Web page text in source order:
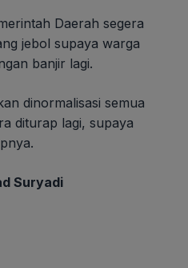
Daerah segera
jebol supaya warga
banjir lagi.
dinormalisasi semua
diturap lagi, supaya
Suryadi